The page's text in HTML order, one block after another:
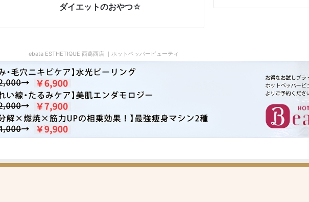
ダイエットのおやつ☆
ebata ESTHETIQUE 西葛西店 ｜ホットペッパービューティ